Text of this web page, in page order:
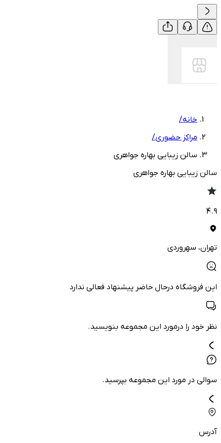
خانه/
مراکز حضوری/
سالن زیبایی بهاره جواهری
سالن زیبایی بهاره جواهری
4.9
تهران، سهروردی
این فروشگاه درحال حاضر پیشنهاد فعالی ندارد
نظر خود را درمورد این مجموعه بنویسید.
سوالی در مورد این مجموعه بپرسید.
آدرس